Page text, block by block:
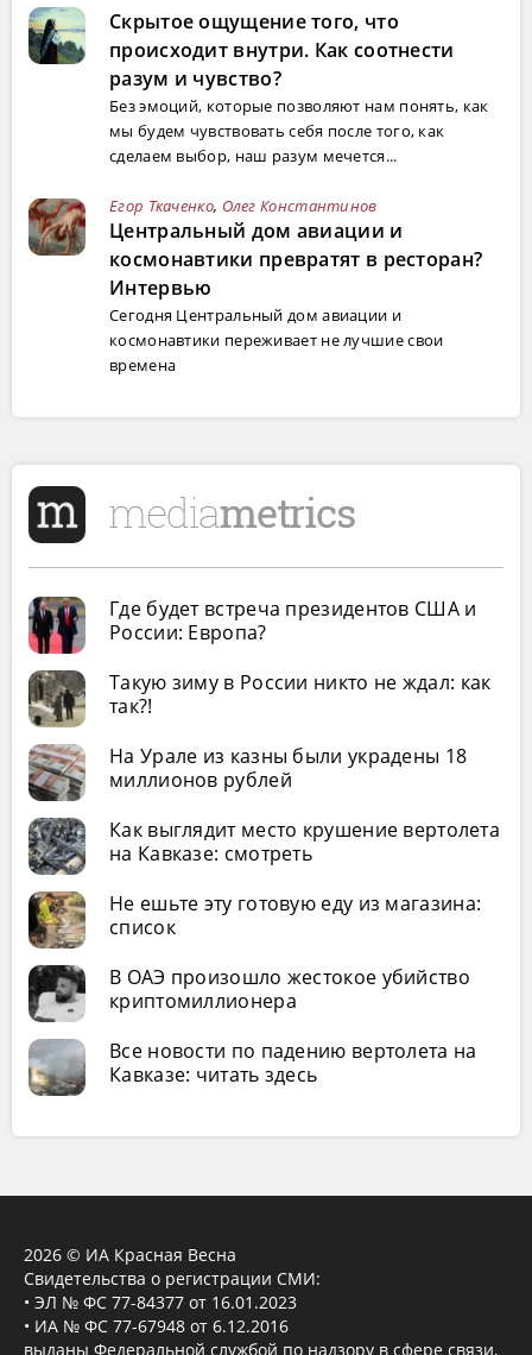
Скрытое ощущение того, что
происходит внутри. Как соотнести
разум и чувство?
Без эмоций, которые позволяют нам понять, как
мы будем чувствовать себя после того, как
сделаем выбор, наш разум мечется...
Егор Ткаченко, Олег Константинов
Центральный дом авиации и
космонавтики превратят в ресторан?
Интервью
Сегодня Центральный дом авиации и
космонавтики переживает не лучшие свои
времена
Где будет встреча президентов США и
России: Европа?
Такую зиму в России никто не ждал: как
так?!
На Урале из казны были украдены 18
миллионов рублей
Как выглядит место крушение вертолета
на Кавказе: смотреть
Не ешьте эту готовую еду из магазина:
список
В ОАЭ произошло жестокое убийство
криптомиллионера
Все новости по падению вертолета на
Кавказе: читать здесь
2026 © ИА Красная Весна
Свидетельства о регистрации СМИ:
• ЭЛ № ФС 77-84377 от 16.01.2023
• ИА № ФС 77-67948 от 6.12.2016
выданы Федеральной службой по надзору в сфере связи,